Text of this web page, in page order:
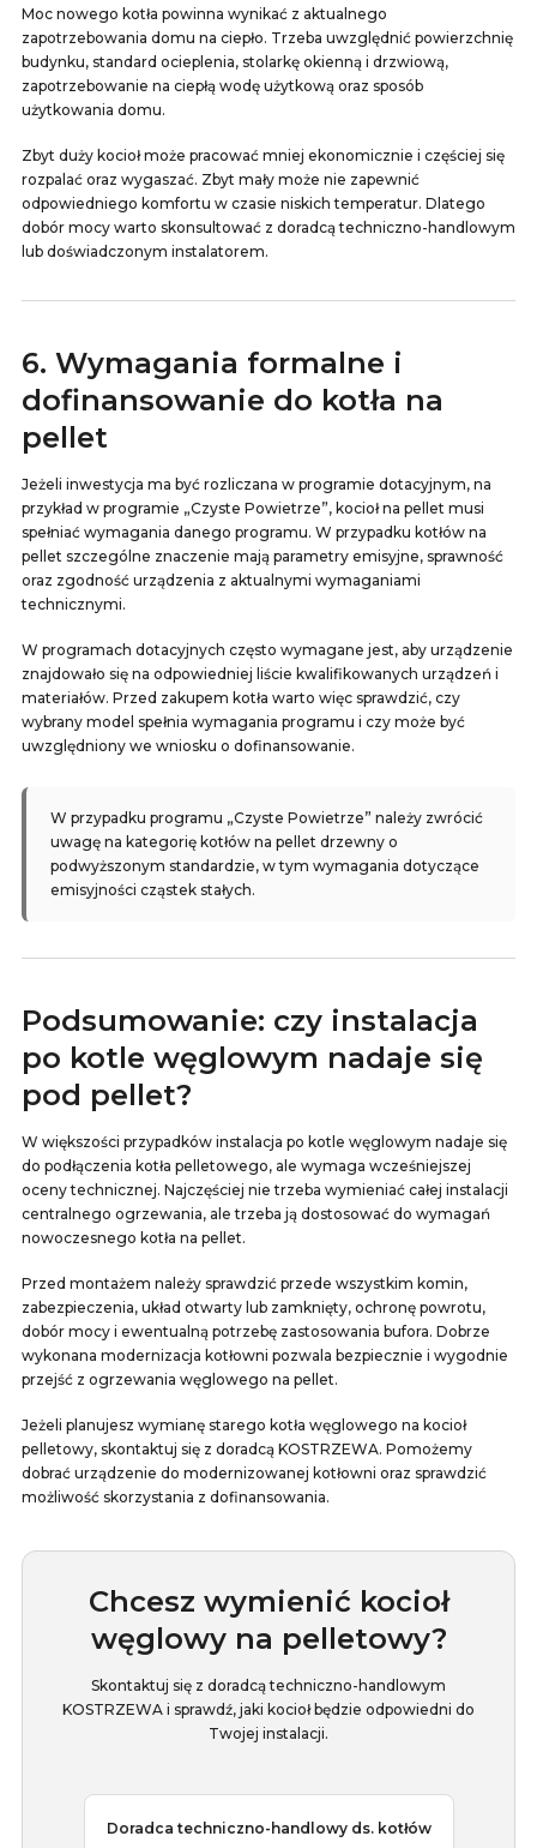
Moc nowego kotła powinna wynikać z aktualnego
zapotrzebowania domu na ciepło. Trzeba uwzględnić powierzchnię
budynku, standard ocieplenia, stolarkę okienną i drzwiową,
zapotrzebowanie na ciepłą wodę użytkową oraz sposób
użytkowania domu.
Zbyt duży kocioł może pracować mniej ekonomicznie i częściej się
rozpalać oraz wygaszać. Zbyt mały może nie zapewnić
odpowiedniego komfortu w czasie niskich temperatur. Dlatego
dobór mocy warto skonsultować z doradcą techniczno-handlowym
lub doświadczonym instalatorem.
6. Wymagania formalne i
dofinansowanie do kotła na
pellet
Jeżeli inwestycja ma być rozliczana w programie dotacyjnym, na
przykład w programie „Czyste Powietrze”, kocioł na pellet musi
spełniać wymagania danego programu. W przypadku kotłów na
pellet szczególne znaczenie mają parametry emisyjne, sprawność
oraz zgodność urządzenia z aktualnymi wymaganiami
technicznymi.
W programach dotacyjnych często wymagane jest, aby urządzenie
znajdowało się na odpowiedniej liście kwalifikowanych urządzeń i
materiałów. Przed zakupem kotła warto więc sprawdzić, czy
wybrany model spełnia wymagania programu i czy może być
uwzględniony we wniosku o dofinansowanie.
W przypadku programu „Czyste Powietrze” należy zwrócić
uwagę na kategorię kotłów na pellet drzewny o
podwyższonym standardzie, w tym wymagania dotyczące
emisyjności cząstek stałych.
Podsumowanie: czy instalacja
po kotle węglowym nadaje się
pod pellet?
W większości przypadków instalacja po kotle węglowym nadaje się
do podłączenia kotła pelletowego, ale wymaga wcześniejszej
oceny technicznej. Najczęściej nie trzeba wymieniać całej instalacji
centralnego ogrzewania, ale trzeba ją dostosować do wymagań
nowoczesnego kotła na pellet.
Przed montażem należy sprawdzić przede wszystkim komin,
zabezpieczenia, układ otwarty lub zamknięty, ochronę powrotu,
dobór mocy i ewentualną potrzebę zastosowania bufora. Dobrze
wykonana modernizacja kotłowni pozwala bezpiecznie i wygodnie
przejść z ogrzewania węglowego na pellet.
Jeżeli planujesz wymianę starego kotła węglowego na kocioł
pelletowy, skontaktuj się z doradcą KOSTRZEWA. Pomożemy
dobrać urządzenie do modernizowanej kotłowni oraz sprawdzić
możliwość skorzystania z dofinansowania.
Chcesz wymienić kocioł
węglowy na pelletowy?
Skontaktuj się z doradcą techniczno-handlowym
KOSTRZEWA i sprawdź, jaki kocioł będzie odpowiedni do
Twojej instalacji.
Doradca techniczno-handlowy ds. kotłów